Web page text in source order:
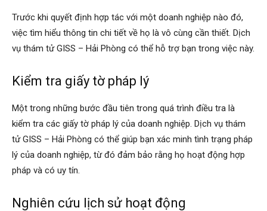
Trước khi quyết định hợp tác với một doanh nghiệp nào đó,
việc tìm hiểu thông tin chi tiết về họ là vô cùng cần thiết. Dịch
vụ thám tử GISS – Hải Phòng có thể hỗ trợ bạn trong việc này.
Kiểm tra giấy tờ pháp lý
Một trong những bước đầu tiên trong quá trình điều tra là
kiểm tra các giấy tờ pháp lý của doanh nghiệp. Dịch vụ thám
tử GISS – Hải Phòng có thể giúp bạn xác minh tình trạng pháp
lý của doanh nghiệp, từ đó đảm bảo rằng họ hoạt động hợp
pháp và có uy tín.
Nghiên cứu lịch sử hoạt động